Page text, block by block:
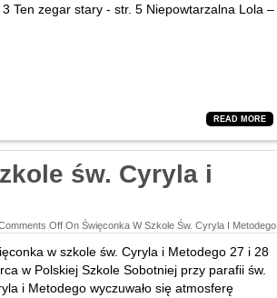
Ten zegar stary - str. 5 Niepowtarzalna Lola –
READ MORE
św. Cyryla i
Off On Święconka W Szkole Św. Cyryla I Metodego
w szkole św. Cyryla i Metodego 27 i 28
w Polskiej Szkole Sobotniej przy parafii św.
i Metodego wyczuwało się atmosferę